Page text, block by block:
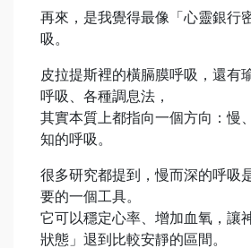
再來，是我覺得最像「心靈銀行
吸。
皮拉提斯裡的橫膈膜呼吸，還有
呼吸、各種調息法，
其實本質上都指向一個方向：慢
知的呼吸。
很多研究都提到，慢而深的呼吸
要的一個工具。
它可以穩定心率、增加血氧，讓
狀態」退到比較安靜的區間。